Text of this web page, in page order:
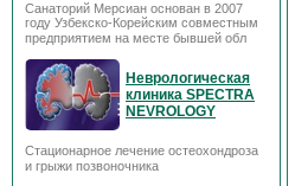
Санаторий Мерсиан основан в 2007
году Узбекско-Корейским совместным
предприятием на месте бывшей обл
Неврологическая
клиника SPECTRA
NEVROLOGY
Стационарное лечение остеохондроза
и грыжи позвоночника